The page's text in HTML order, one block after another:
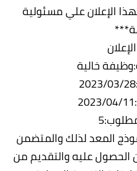
الإعلان علي مسئولية
خالية
المعد لذلك والمتضمن
الحصول عليه والتقديم من